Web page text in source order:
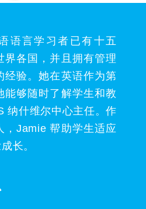
语言学习者已有十五
各国，并且拥有管理
经验。她在英语作为第
够随时了解学生和教
纳什维尔中心主任。作
，Jamie 帮助学生适应
长。